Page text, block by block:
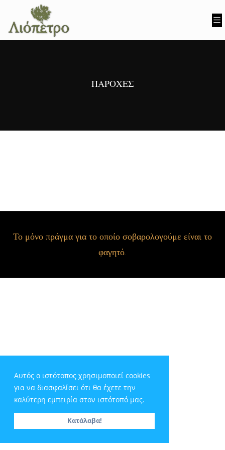
Αυτός ο ιστότοπος χρησιμοποιεί cookies
για να διασφαλίσει ότι θα έχετε την
καλύτερη εμπειρία στον ιστότοπό μας.
Κατάλαβα!
ΠΑΡΟΧΈΣ
Το μόνο πράγμα για το οποίο σοβαρολογούμε είναι το
φαγητό.